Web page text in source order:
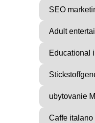
SEO
Adult
Educational
ubytovanie
Caffe italano